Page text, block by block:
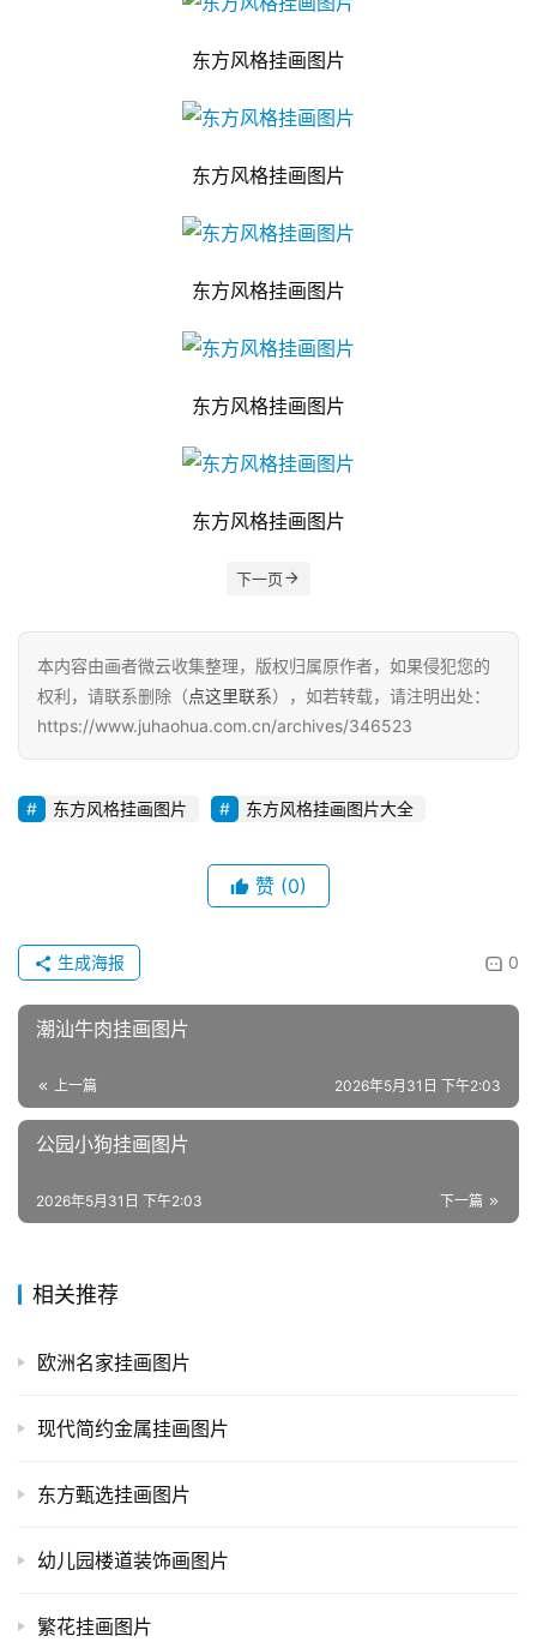
东方风格挂画图片
东方风格挂画图片
东方风格挂画图片
东方风格挂画图片
东方风格挂画图片
下一页
本内容由画者微云收集整理，版权归属原作者，如果侵犯您的
权利，请联系删除（点这里联系），如若转载，请注明出处：
https://www.juhaohua.com.cn/archives/346523
东方风格挂画图片 东方风格挂画图片大全
赞 (0)
0
生成海报
潮汕牛肉挂画图片
上一篇 2026年5月31日 下午2:03
公园小狗挂画图片
下一篇
2026年5月31日 下午2:03
相关推荐
欧洲名家挂画图片
现代简约金属挂画图片
东方甄选挂画图片
幼儿园楼道装饰画图片
繁花挂画图片